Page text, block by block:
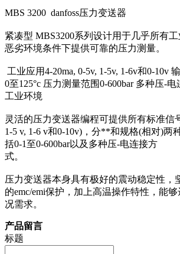
MBS 3200 danfoss压力变送器
紧凑型 MBS3200系列设计用于几乎所有工业
恶劣环境条件下提供可靠的压力测量。
工业应用4-20ma, 0-5v, 1-5v, 1-6v和0-10v
0至125°c 压力测量范围0-600bar 多种压-
工业环境
灵活的压力变送器编程可提供所有标准信
1-5 v, 1-6 v和0-10v)，分**和规格(相对)两
括0-1至0-600bar以及多种压-电连接方
式。
压力变送器本身具有极好的震动稳定性
的emc/emi保护，加上高温操作特性，
况需求。
产品留言
标题